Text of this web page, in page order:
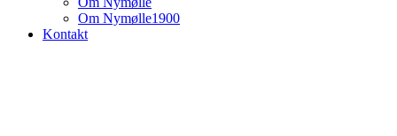
Om Nymølle1900
Kontakt